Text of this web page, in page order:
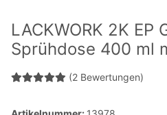
LACKWORK 2K EP
Sprühdose 400 ml
(2 Bewertungen)